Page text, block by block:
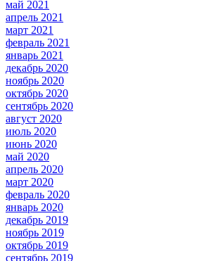
май 2021
апрель 2021
март 2021
февраль 2021
январь 2021
декабрь 2020
ноябрь 2020
октябрь 2020
сентябрь 2020
август 2020
июль 2020
июнь 2020
май 2020
апрель 2020
март 2020
февраль 2020
январь 2020
декабрь 2019
ноябрь 2019
октябрь 2019
сентябрь 2019